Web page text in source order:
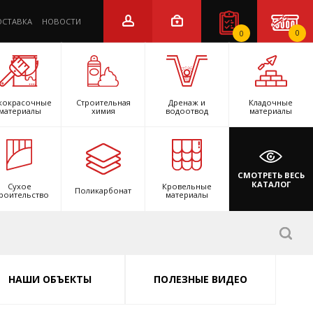
НОВОСТИ
0 0
Строительная
химия
Дренаж и
водоотвод
Кладочные
материалы
Сухое
Поликарбонат
Кровельные
материалы
СМОТРЕТЬ ВЕСЬ
КАТАЛОГ
НАШИ ОБЪЕКТЫ ПОЛЕЗНЫЕ ВИДЕО